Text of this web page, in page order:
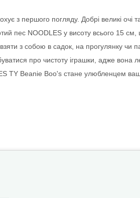
з першого погляду. Добрі великі
пес NOODLES у висоту всього 15 см,
з собою в садок, на прогулянку
про чистоту іграшки, адже вона
TY Beanie Boo's стане улюбленцем